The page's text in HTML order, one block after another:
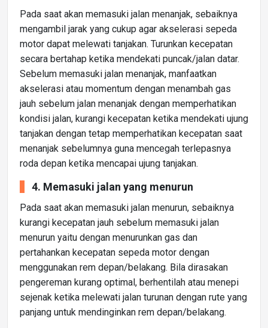
Pada saat akan memasuki jalan menanjak, sebaiknya
mengambil jarak yang cukup agar akselerasi sepeda
motor dapat melewati tanjakan. Turunkan kecepatan
secara bertahap ketika mendekati puncak/jalan datar.
Sebelum memasuki jalan menanjak, manfaatkan
akselerasi atau momentum dengan menambah gas
jauh sebelum jalan menanjak dengan memperhatikan
kondisi jalan, kurangi kecepatan ketika mendekati ujung
tanjakan dengan tetap memperhatikan kecepatan saat
menanjak sebelumnya guna mencegah terlepasnya
roda depan ketika mencapai ujung tanjakan.
4. Memasuki jalan yang menurun
Pada saat akan memasuki jalan menurun, sebaiknya
kurangi kecepatan jauh sebelum memasuki jalan
menurun yaitu dengan menurunkan gas dan
pertahankan kecepatan sepeda motor dengan
menggunakan rem depan/belakang. Bila dirasakan
pengereman kurang optimal, berhentilah atau menepi
sejenak ketika melewati jalan turunan dengan rute yang
panjang untuk mendinginkan rem depan/belakang.